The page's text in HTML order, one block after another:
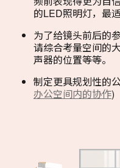
的LED照明灯，最
为了给镜头前后的
请综合考量空间的
声器的位置等等。
制定更具规划性的
办公空间内的协作)